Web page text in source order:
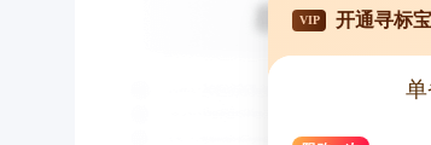
VIP 开通寻标